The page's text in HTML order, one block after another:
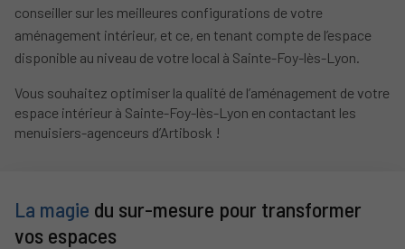
conseiller sur les meilleures configurations de votre
aménagement intérieur, et ce, en tenant compte de l’espace
disponible au niveau de votre local à Sainte-Foy-lès-Lyon.
Vous souhaitez optimiser la qualité de l’aménagement de votre
espace intérieur à Sainte-Foy-lès-Lyon en contactant les
menuisiers-agenceurs d’Artibosk !
La magie du sur-mesure pour transformer
vos espaces